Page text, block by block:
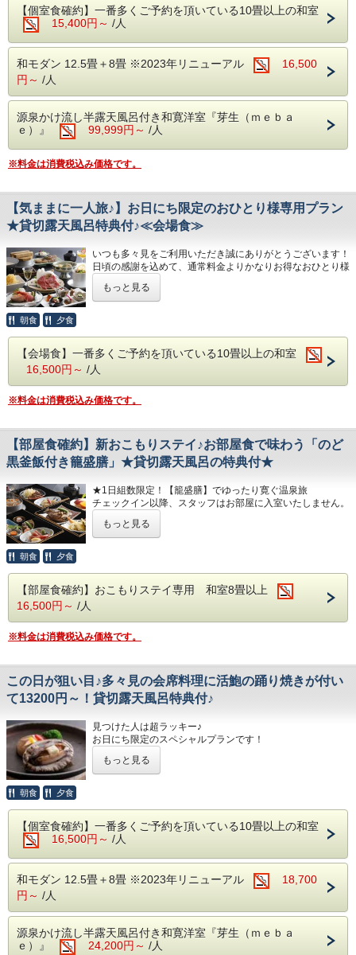
※会場食プランの為、個室食対応は出来ませ
ん。
※夕食の最終開始時間は19時です。
出来ません
同時に6名程が入ることが出来る贅沢な貸切
露天風呂です。
宿にご到着後、空いている時間帯より１回無
※満枠の場合がありますのでご了承くださ
い。
焚合せ 海鮮冷やし玉〆
焼 物 サーモンポテト焼き 新緑ソース
煮 物 のど黒煮つけ
強 肴 鱧と野菜揚げ出汁
御食事 温泉で焚きあげる石川産こしひか
り 釜飯御飯(白米)
留 椀 鶏つみれ清汁
香 物 盛り合わせ
※仕入の状況や季節により、急遽お献立が変わる場合がござ
います。
更をご希望の場合は、当日チェックイン時に
お申し付けください。
当プランは夕食・朝食共に会場食にてご用意
いたします。
※会場食プランの為、個室食対応は出来ませ
ん。
■貸切露天風呂 1回45分利用無料:事前予約は
出来ません
同時に6名程が入ることが出来る贅沢な貸切
露天風呂です。
宿にご到着後、空いている時間帯より１回無
い。
御食事 温泉で焚きあげる石川産こしひか
り 釜飯御飯(白米)
留 椀 鶏つみれ清汁
水菓子 さくらんぼプリン
※仕入の状況や季節により、急遽お献立が変
わる場合がございます。
■ご朝食 ～多々見の朝ごはん～
多々見の朝食は、“炊きたての石川産こしひ
かりをおいしく食べていただくための朝ごは
ん定食”です。
石川県・白山市にある、農家「六星」さんが
心をこめて育てている特別減農薬栽培米「六
星こしひかり」を
■食事会場
当プランは夕食・朝食共に会場食にてご用意
いたします。
※会場食プランの為、個室食対応は出来ませ
※夕食の最終開始時間は19時です。
出来ません
同時に6名程が入ることが出来る贅沢な貸切
露天風呂です。
料でご利用いただけます。
※満枠の場合がありますのでご了承くださ
前 菜 季節の酒肴美味六種盛り
焼 物 サーモンポテト焼き 新緑ソース
台 物 和牛しゃぶ鍋 塩糀温泉出汁仕立
御食事 温泉で焚きあげる石川産こしひか
り 釜飯御飯(白米)
留 椀 鶏つみれ清汁
水菓子 さくらんぼプリン
※仕入の状況や季節により、急遽お献立が変
■食事会場
夕食/個室食 朝食/会場食にてご用意いたし
※夕食の最終開始時間は19時です。
※部屋食ではございません。
【貸切風呂1回利用特典付！】
最大10名様までが同時に利用が出来る贅沢な
貸切露天風呂です。
１回（45分間）ご利用いただけます。
満枠の場合がありますのでご了承ください。
事前のご予約は、承っておりません。
【個室食確約】一番多くご予約を頂いている10畳以上の和室
15,400円～ /人
和モダン 12.5畳＋8畳 ※2023年リニューアル
16,500
円～ /人
源泉かけ流し半露天風呂付き和寛洋室『芽生（ｍｅｂａ
ｅ）』
99,999円～ /人
※料金は消費税込み価格です。
【気ままに一人旅♪】お日にち限定のおひとり様専用プラン
★貸切露天風呂特典付♪≪会場食≫
いつも多々見をご利用いただき誠にありがとうございます！
日頃の感謝を込めて、通常料金よりかなりお得なおひとり様
お日にち限定のプランですので、この機会に是非ご利用くだ
さい♪
自慢の料理をお得にご提供する会場食プランをご用意しまし
た♪
ご夕食は、名物の「和牛しゃぶ源泉塩麹鍋」をはじめとした
料理長が月ごとに旬の食材を厳選した会席料理をご堪能くだ
さい。
■ご夕食
（夏のお献立 一例）
食前酒 梅の香り
前 菜 季節の酒肴美味六種盛り
向 付 日本海の恵み 四種盛り サラダ仕立
焚合せ 海鮮冷やし玉〆
台 物 和牛しゃぶ鍋 塩糀温泉出汁仕立
御食事 温泉で焚きあげる石川産こしひか
り 釜飯御飯(白米)
留 椀 鶏つみれ清汁
水菓子 さくらんぼプリン
※仕入の状況や季節により、急遽お献立が変わる場合がござ
■ご朝食 ～多々見の朝ごはん～
多々見の朝食は、“炊きたての石川産こしひ
ん定食”です。
石川県・白山市にある、農家「六星」さんが
心をこめて育てている特別減農薬栽培米「六
星こしひかり」を毎朝炊きたてでご用意して
います。
■食事会場
当プランは夕食・朝食共に会場食にてご用意
もっと見る
朝食 夕食
【会場食】一番多くご予約を頂いている10畳以上の和室
16,500円～ /人
※料金は消費税込み価格です。
【部屋食確約】新おこもりステイ♪お部屋食で味わう「のど
黒釜飯付き籠盛膳」★貸切露天風呂の特典付★
★1日組数限定！【籠盛膳】でゆったり寛ぐ温泉旅
チェックイン以降、スタッフはお部屋に入室いたしません。
いたしますので、
お好きな時間にご賞味ください。
料亭の宿多々見が研究を重ねた創作加賀料理「籠盛膳」に、
香ばしく炊き上げる“のど黒釜飯”をお付けした贅沢な内容で
く盛り込みました。
前 菜 季節の酒肴美味盛り
向 付 日本海の恵み 三種盛り
焚合せ 鯛荒焚き
油 物 海老と野菜天婦羅
焼 物 焼き魚
御食事 ★のど黒釜飯★（石川産こしひかり使用）
留 椀 季節のもの
います。
【提供方法について】
夕食・朝食ともにお部屋入口にご用意いたします。
1度にお運び頂けるように準備しておりますので、お客様ご
自身でお部屋までお持ちください。
提供後は客室係はつきませんので、ご了承ください。
で、指定の場所までお持ちください。
・チェックイン時にご精算をお願いします。
もっと見る
朝食 夕食
【部屋食確約】おこもりステイ専用 和室8畳以上
16,500円～ /人
※料金は消費税込み価格です。
この日が狙い目♪多々見の会席料理に活鮑の踊り焼きが付い
て13200円～！貸切露天風呂特典付♪
見つけた人は超ラッキー♪
お日にち限定のスペシャルプランです！
得です！
料理長が月ごとに旬の食材を厳選した会席料理をご堪能くだ
さい。
す！
食前酒 梅の香り
前 菜 季節の酒肴美味六種盛り
もっと見る
朝食 夕食
【個室食確約】一番多くご予約を頂いている10畳以上の和室
16,500円～ /人
和モダン 12.5畳＋8畳 ※2023年リニューアル
18,700
円～ /人
源泉かけ流し半露天風呂付き和寛洋室『芽生（ｍｅｂａ
ｅ）』
24,200円～ /人